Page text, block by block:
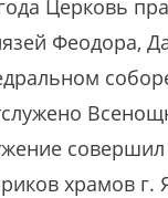
Церковь
Феодора,
храмов г.